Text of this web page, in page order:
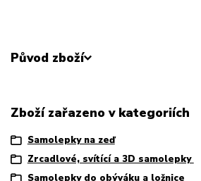
Původ zboží
Zboží zařazeno v kategoriích
Samolepky na zeď
Zrcadlové, svítící a 3D samolepky
Samolepky do obýváku a ložnice